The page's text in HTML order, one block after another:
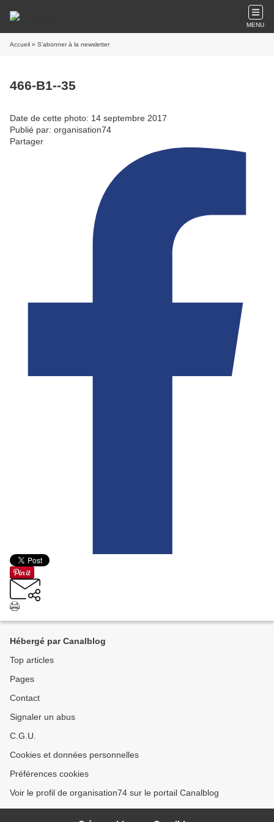
MENU
Accueil » S'abonner à la newsletter
466-B1--35
Date de cette photo: 14 septembre 2017
Publié par: organisation74
Partager
Hébergé par Canalblog
Top articles
Pages
Contact
Signaler un abus
C.G.U.
Cookies et données personnelles
Préférences cookies
Voir le profil de organisation74 sur le portail Canalblog